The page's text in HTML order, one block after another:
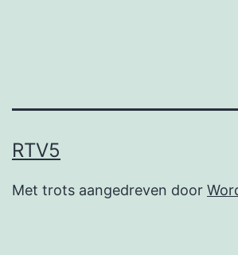
RTV5
Met trots aangedreven door